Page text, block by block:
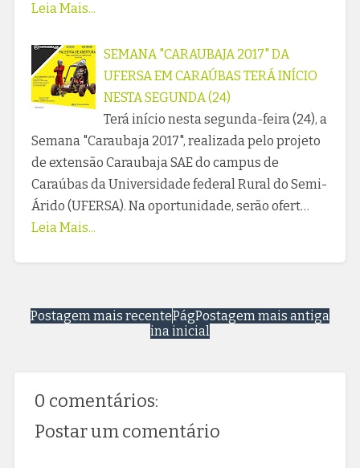
Leia Mais...
SEMANA "CARAUBAJA 2017" DA
UFERSA EM CARAÚBAS TERÁ INÍCIO
NESTA SEGUNDA (24)
Terá início nesta segunda-feira (24), a
Semana "Caraubaja 2017", realizada pelo projeto
de extensão Caraubaja SAE do campus de
Caraúbas da Universidade federal Rural do Semi-
Árido (UFERSA). Na oportunidade, serão ofert…
Leia Mais...
Postagem mais recente Postagem mais antiga
Pág
ina inicial
0 comentários:
Postar um comentário